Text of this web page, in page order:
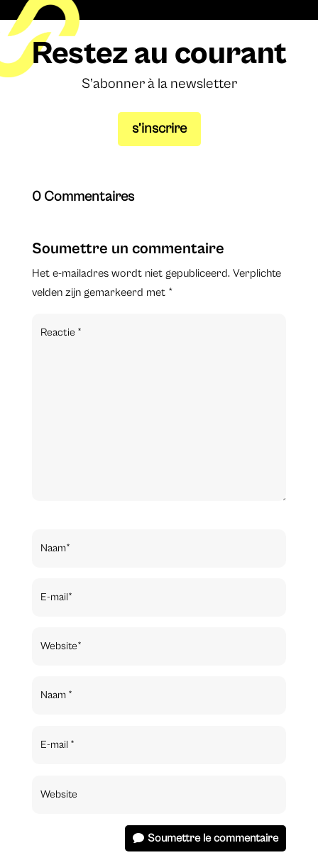
Restez au courant
S’abonner à la newsletter
s’inscrire
0 Commentaires
Soumettre un commentaire
Het e-mailadres wordt niet gepubliceerd. Verplichte
velden zijn gemarkeerd met *
Soumettre le commentaire